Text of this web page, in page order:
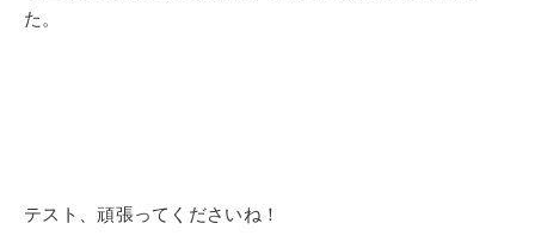
た。
テスト、頑張ってくださいね！